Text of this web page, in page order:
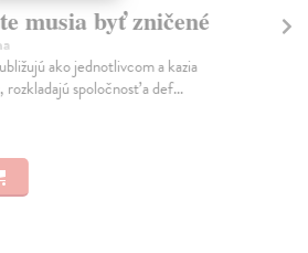
musia byť zničené
ako jednotlivcom a kazia
spoločnosť a def...